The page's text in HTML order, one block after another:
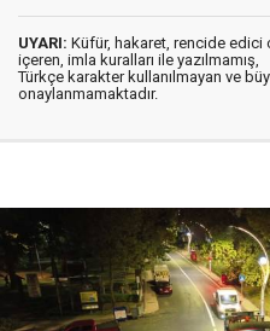
UYARI: Küfür, hakaret, rencide edici
içeren, imla kuralları ile yazılmamış,
Türkçe karakter kullanılmayan ve
onaylanmamaktadır.